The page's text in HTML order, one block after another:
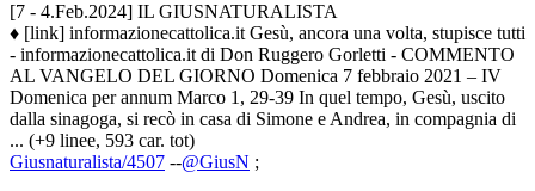
[7 - 4.Feb.2024] IL GIUSNATURALISTA
♦ [link] informazionecattolica.it Gesù, ancora una volta, stupisce tutti
- informazionecattolica.it di Don Ruggero Gorletti - COMMENTO
AL VANGELO DEL GIORNO Domenica 7 febbraio 2021 – IV
Domenica per annum Marco 1, 29-39 In quel tempo, Gesù, uscito
dalla sinagoga, si recò in casa di Simone e Andrea, in compagnia di
... (+9 linee, 593 car. tot)
Giusnaturalista/4507 --@GiusN ;